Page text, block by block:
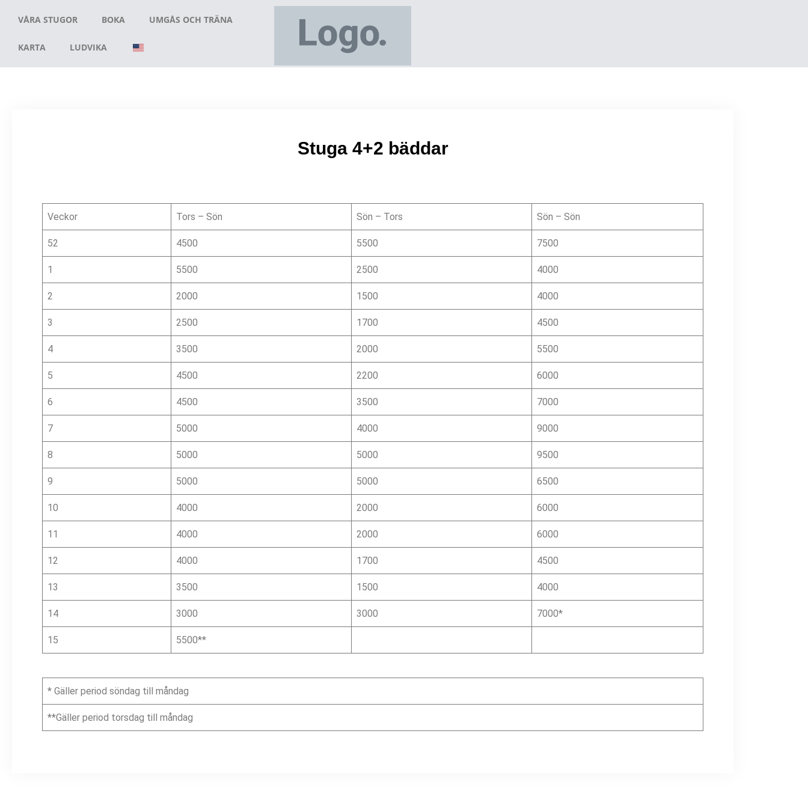
VÅRA STUGOR BOKA UMGÅS OCH TRÄNA
KARTA LUDVIKA
Stuga 4+2 bäddar
Veckor Tors – Sön Sön – Tors Sön – Sön
52 4500 5500 7500
1 5500 2500 4000
2 2000 1500 4000
3 2500 1700 4500
4 3500 2000 5500
5 4500 2200 6000
6 4500 3500 7000
7 5000 4000 9000
8 5000 5000 9500
9 5000 5000 6500
10 4000 2000 6000
11 4000 2000 6000
12 4000 1700 4500
13 3500 1500 4000
14 3000 3000 7000*
15 5500**
* Gäller period söndag till måndag
**Gäller period torsdag till måndag